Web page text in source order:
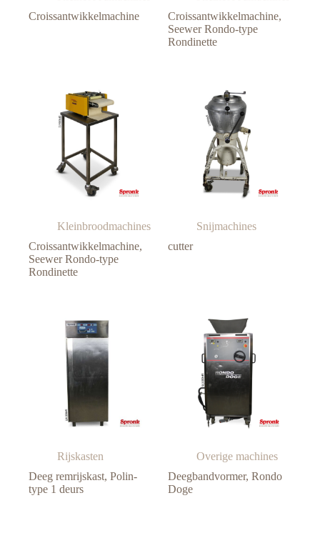
Croissantwikkelmachine
Croissantwikkelmachine,
Seewer Rondo-type
Rondinette
Kleinbroodmachines
Croissantwikkelmachine,
Seewer Rondo-type
Rondinette
Snijmachines
cutter
Rijskasten
Deeg remrijskast, Polin-
type 1 deurs
Overige machines
Deegbandvormer, Rondo
Doge